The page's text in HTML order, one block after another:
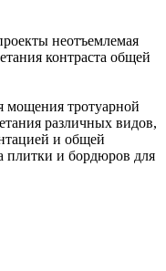
неотъемлемая
контраста общей
мощения тротуарной
различных видов,
и общей
плитки и бордюров для